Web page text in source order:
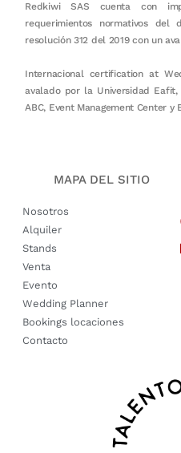
Redkiwi SAS cuenta con
requerimientos normativos
resolución 312 del 2019 con un
Internacional certification at
avalado por la Universidad
ABC, Event Management Center y
MAPA DEL SITIO
Nosotros
Alquiler
Stands
Venta
Evento
Wedding Planner
Bookings locaciones
Contacto